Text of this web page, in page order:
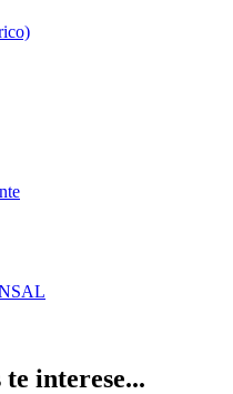
interese...